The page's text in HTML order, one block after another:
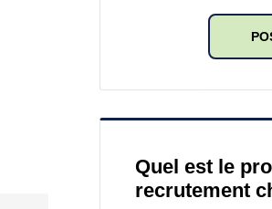
Quel est le
recrutement